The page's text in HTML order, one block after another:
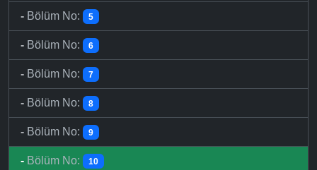
- Bölüm No: 5
- Bölüm No: 6
- Bölüm No: 7
- Bölüm No: 8
- Bölüm No: 9
- Bölüm No: 10